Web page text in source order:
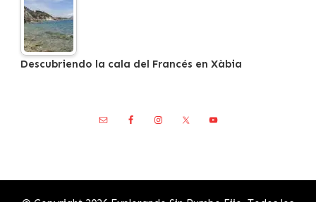
Descubriendo la cala del Francés en Xàbia